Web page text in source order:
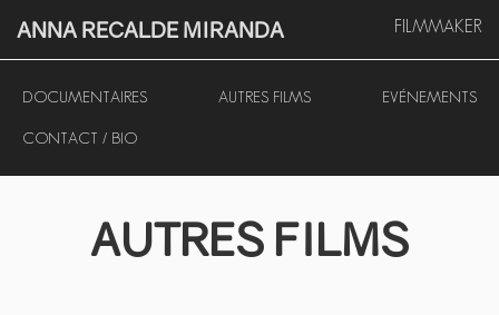
ANNA RECALDE MIRANDA FILMMAKER
DOCUMENTAIRES AUTRES FILMS EVÉNEMENTS
CONTACT / BIO
AUTRES FILMS